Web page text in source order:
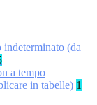
indeterminato (da
a tempo
in tabelle) 1